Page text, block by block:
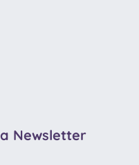
Newsletter